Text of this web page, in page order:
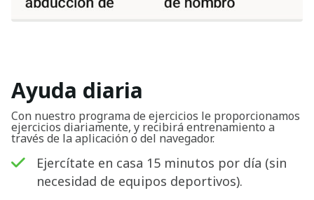
Ayuda diaria
Con nuestro programa de ejercicios le proporcionamos
ejercicios diariamente, y recibirá entrenamiento a
través de la aplicación o del navegador.
Ejercítate en casa 15 minutos por día (sin
necesidad de equipos deportivos).